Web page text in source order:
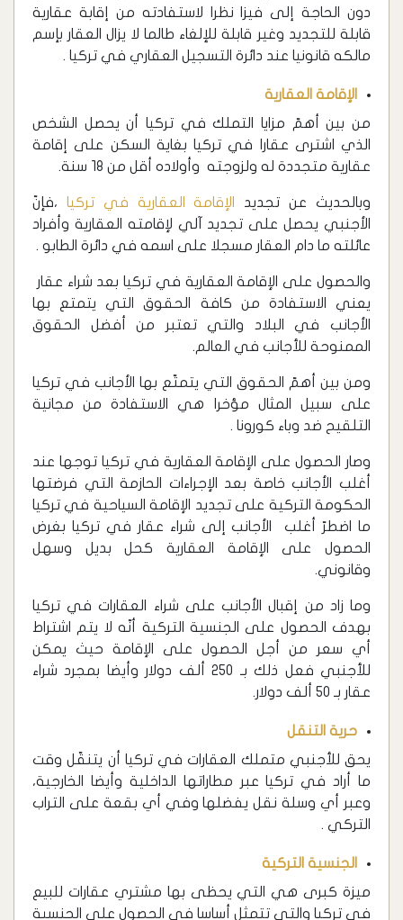
دون الحاجة إلى فيزا نظرا لاستفادته من إقابة عقارية
قابلة للتجديد وغير قابلة للإلغاء طالما لا يزال العقار بإسم
مالكه قانونيا عند دائرة التسجيل العقاري في تركيا .
الإقامة العقارية
من بين أهمّ مزايا التملك في تركيا أن يحصل الشخص
الذي اشترى عقارا في تركيا بغاية السكن على إقامة
عقارية متجددة له ولزوجته وأولاده أقل من 18 سنة.
وبالحديث عن تجديد الإقامة العقارية في تركيا ،فإنّ
الأجنبي يحصل على تجديد آلي لإقامته العقارية وأفراد
عائلته ما دام العقار مسجلا على اسمه في دائرة الطابو .
والحصول على الإقامة العقارية في تركيا بعد شراء عقار
يعني الاستفادة من كافة الحقوق التي يتمتع بها
الأجانب في البلاد والتي تعتبر من أفضل الحقوق
الممنوحة للأجانب في العالم.
ومن بين أهمّ الحقوق التي يتمتّع بها الأجانب في تركيا
على سبيل المثال مؤخرا هي الاستفادة من مجانية
التلقيح ضد وباء كورونا .
وصار الحصول على الإقامة العقارية في تركيا توجها عند
أغلب الأجانب خاصة بعد الإجراءات الحازمة التي فرضتها
الحكومة التركية على تجديد الإقامة السياحية في تركيا
ما اضطرّ أغلب الأجانب إلى شراء عقار في تركيا بغرض
الحصول على الإقامة العقارية كحل بديل وسهل
وقانوني.
وما زاد من إقبال الأجانب على شراء العقارات في تركيا
بهدف الحصول على الجنسية التركية أنّه لا يتم اشتراط
أي سعر من أجل الحصول على الإقامة حيث يمكن
للأجنبي فعل ذلك بـ 250 ألف دولار وأيضا بمجرد شراء
عقار بـ 50 ألف دولار.
حرية التنقل
يحق للأجنبي متملك العقارات في تركيا أن يتنقّل وقت
ما أراد في تركيا عبر مطاراتها الداخلية وأيضا الخارجية،
وعبر أي وسلة نقل يفضلها وفي أي بقعة على التراب
التركي .
الجنسية التركية
ميزة كبرى هي التي يحظى بها مشتري عقارات للبيع
في تركيا والتي تتمثل أساسا في الحصول على الجنسية